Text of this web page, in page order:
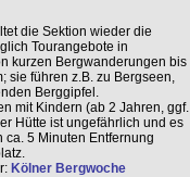
die Sektion wieder die
Tourangebote in
kurzen Bergwanderungen bis
sie führen z.B. zu Bergseen,
Berggipfel.
mit Kindern (ab 2 Jahren, ggf.
Hütte ist ungefährlich und es
5 Minuten Entfernung
Kölner Bergwoche